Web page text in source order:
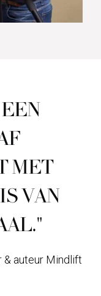
MET
VAN
& auteur Mindlift